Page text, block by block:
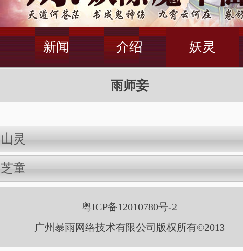
新闻 介绍 妖灵
雨师妾
山灵
芝童
粤ICP备12010780号-2
广州暴雨网络技术有限公司版权所有©2013